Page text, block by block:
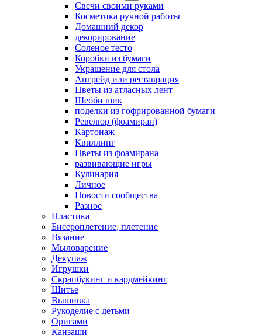
Свечи своими руками
Косметика ручной работы
Домашний декор
декорирование
Соленое тесто
Коробки из бумаги
Украшение для стола
Апгрейд или реставрация
Цветы из атласных лент
Шебби шик
поделки из гофрированной бумаги
Ревелюр (фоамиран)
Картонаж
Квиллинг
Цветы из фоамирана
развивающие игры
Кулинария
Личное
Новости сообщества
Разное
Пластика
Бисероплетение, плетение
Вязание
Мыловарение
Декупаж
Игрушки
Скрапбукинг и кардмейкинг
Шитье
Вышивка
Рукоделие с детьми
Оригами
Канзаши